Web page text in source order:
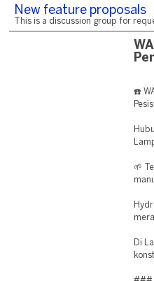
New feature proposals
This is a discussion group for
☎️
🌱
Di